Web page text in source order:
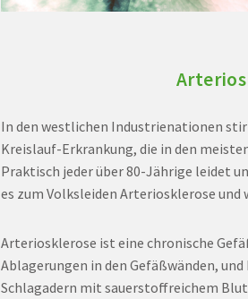
In den westlichen Industrienationen
Kreislauf-Erkrankung, die in den
Praktisch jeder über 80-Jährige leidet
es zum Volksleiden Arteriosklerose und
Arteriosklerose ist eine chronische
Ablagerungen in den Gefäßwänden,
Schlagadern mit sauerstoffreichem